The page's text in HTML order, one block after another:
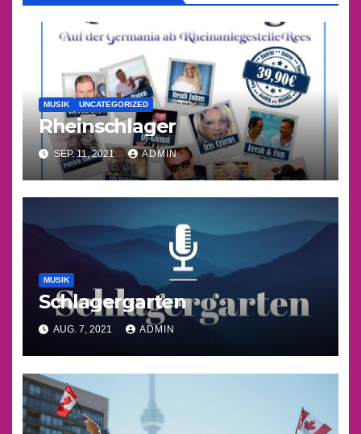
MUSIK UNCATEGORIZED
Rheinschlager
SEP. 11, 2021 ADMIN
MUSIK
Schlagergarten
AUG. 7, 2021 ADMIN